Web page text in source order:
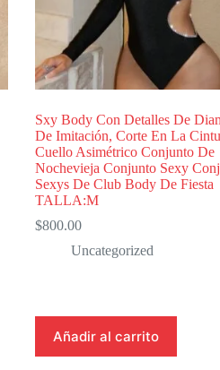
Sxy Body Con Detalles De
De Imitación, Corte En La
Cuello Asimétrico Conjunto De
Nochevieja Conjunto Sexy
Sexys De Club Body De Fiesta
TALLA:M
$800.00
Uncategorized
Añadir al carrito